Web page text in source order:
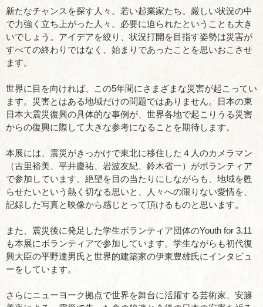
新たなチャンスを探す人々。若い起業家たち。厳しい状況の中
で力強く立ち上がった人々。必要に迫られたということも大き
いでしょう。アイデアを絞り、状況打開を目指す姿勢は災害が
すべての終わりではなく、始まりであったことを思いおこさせ
ます。
世界に目を向ければ、この5年間にさまざまな災害が起こってい
ます。災害とはある地域だけの問題ではありません。日本の東
日本大震災復興の具体的な事例が、世界各地で起こりうる災害
からの復興に際して大きな参考になることを期待します。
本展には、震災がきっかけで東北に移住した４人のカメラマン
（古里裕美、平井慶祐、岩波友紀、鈴木省一）がボランティア
で参加しています。絶望を目の当たりにしながらも、地域を甦
らせたいという熱く切なる思いと、人々への限りない愛情を、
記録した写真と映像から感じとって頂けるものと思います。
また、震災後に発足した学生ボランティア団体のYouth for 3.11
も本展にボランティアで参加しています。学生ながらも初代復
興大臣の平野達男氏と世界的建築家の伊東豊雄氏にインタビュ
ーをしています。
さらにニューヨーク拠点で世界を舞台に活躍する芸術家、安籐